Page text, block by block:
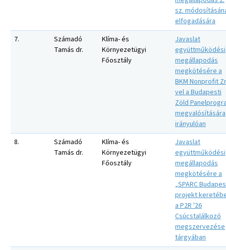
sz.
elfogadására
7.
Számadó
Tamás dr.
Klíma- és
Környezetügyi
Főosztály
Javaslat
együttműködési
megállapodás
megkötésére a
BKM Nonprofit
vel a Budapesti
Zöld
megvalósítására
irányulóan
8.
Számadó
Tamás dr.
Klíma- és
Környezetügyi
Főosztály
Javaslat
együttműködési
megállapodás
megkötésére a
„SPARC
projekt
a P2R '26
Csúcstalálkozó
megszervezése
tárgyában